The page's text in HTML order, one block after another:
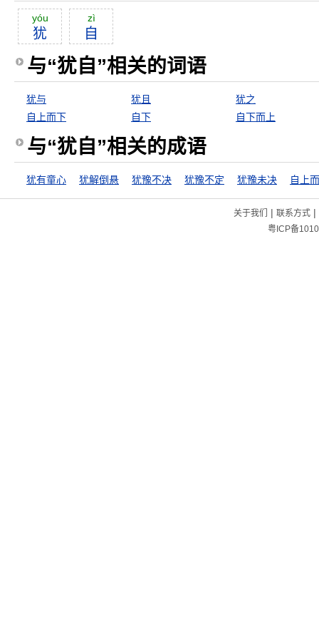
yóu
犹
zì
自
与“犹自”相关的词语
犹与 犹且
犹之
自上而下
自下 自下而上
与“犹自”相关的成语
犹有童心 犹解倒悬 犹豫不决 犹豫不定 犹豫未决 自上
关于我们 | 联系方式|
粤ICP备